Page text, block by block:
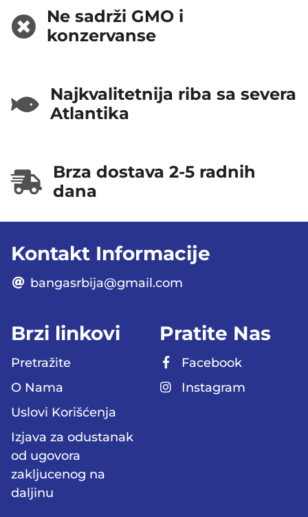
Ne sadrži GMO i
konzervanse
Najkvalitetnija riba sa severa
Atlantika
Brza dostava 2-5 radnih
dana
Kontakt Informacije
bangasrbija@gmail.com
Brzi linkovi
Pretražite
O Nama
Uslovi Korišćenja
Izjava za odustanak
od ugovora
zakljucenog na
daljinu
Pratite Nas
Facebook
Instagram